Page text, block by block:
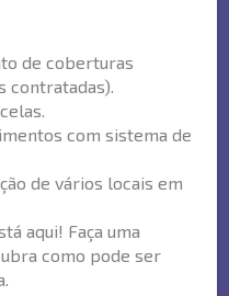
de coberturas
contratadas).
com sistema de
de vários locais em
aqui! Faça uma
como pode ser